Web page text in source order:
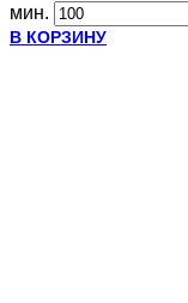
мин.
В КОРЗИНУ